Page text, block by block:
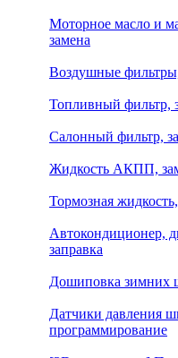
Моторное масло и
замена
Воздушные
Топливный фильтр,
Салонный фильтр,
Жидкость АКПП,
Тормозная
Автокондиционер,
заправка
Дошиповка зимних
Датчики давления
программирование